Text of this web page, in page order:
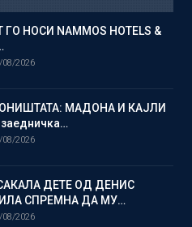
ГО НОСИ NAMMOS HOTELS &
08/2026
МАДОНА И КАЈЛИ
08/2026
ДЕТЕ ОД ДЕНИС
СПРЕМНА ДА МУ…
08/2026